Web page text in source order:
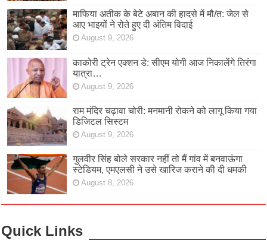
माफिया अतीक के बेटे अबान की हादसे में मौ/त: जेल से
आए भाइयों ने रोते हुए दी अंतिम विदाई
August 9, 2026
काकोरी ट्रेन एक्शन डे: सीएम योगी आज निकालेंगे तिरंगा
यात्रा…
August 9, 2026
राम मंदिर चढ़ावा चोरी: मनमानी रोकने को लागू किया गया
डिजिटल सिस्टम
August 9, 2026
गुलवीर सिंह बोले सरकार नहीं तो मैं गांव में बनवाऊंगा
स्टेडियम, एमएलसी ने उसे खारिज कराने की दी धमकी
August 8, 2026
Quick Links